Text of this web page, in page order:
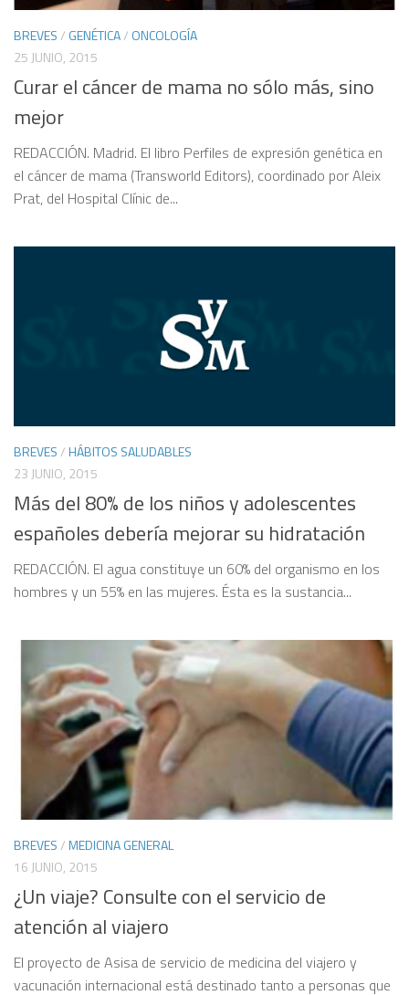
BREVES/ GENÉTICA/ ONCOLOGÍA
25 JUNIO, 2015
Curar el cáncer de mama no sólo más, sino
mejor
REDACCIÓN. Madrid. El libro Perfiles de expresión genética en
el cáncer de mama (Transworld Editors), coordinado por Aleix
Prat, del Hospital Clínic de...
BREVES/HÁBITOS SALUDABLES
23 JUNIO, 2015
Más del 80% de los niños y adolescentes
españoles debería mejorar su hidratación
REDACCIÓN. El agua constituye un 60% del organismo en los
hombres y un 55% en las mujeres. Ésta es la sustancia...
BREVES/MEDICINA GENERAL
16 JUNIO, 2015
¿Un viaje? Consulte con el servicio de
atención al viajero
El proyecto de Asisa de servicio de medicina del viajero y
vacunación internacional está destinado tanto a personas que